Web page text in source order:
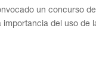
un concurso
del uso